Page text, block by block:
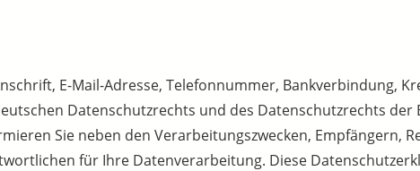
E-Mail-Adresse, Telefonnummer, Bankverbindung,
Datenschutzrechts und des Datenschutzrechts der
Sie neben den Verarbeitungszwecken, Empfängern,
für Ihre Datenverarbeitung. Diese